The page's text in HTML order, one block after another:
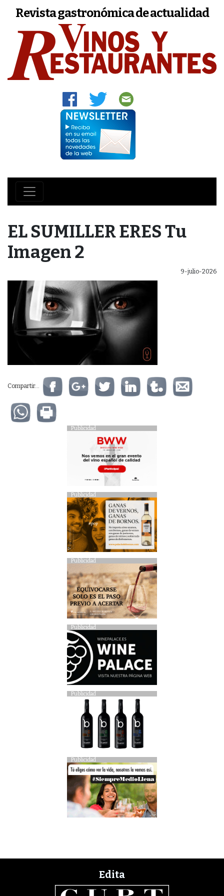
Revista gastronómica de actualidad
EL SUMILLER ERES Tu
Imagen 2
9-julio-2026
Compartir...
Publicidad
Publicidad
Publicidad
Publicidad
Publicidad
Publicidad
Edita